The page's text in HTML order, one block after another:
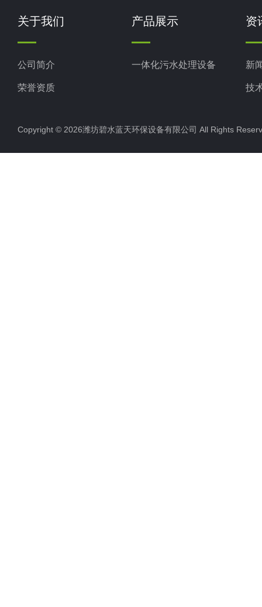
关于我们
公司简介
荣誉资质
产品展示
一体化污水处理设备
资
新
技
Copyright © 2026潍坊碧水蓝天环保设备有限公司 All Rights